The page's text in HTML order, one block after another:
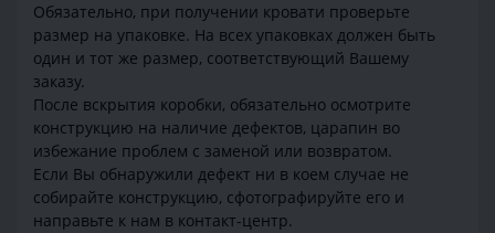
Обязательно, при получении кровати проверьте
размер на упаковке. На всех упаковках должен быть
один и тот же размер, соответствующий Вашему
заказу.
После вскрытия коробки, обязательно осмотрите
конструкцию на наличие дефектов, царапин во
избежание проблем с заменой или возвратом.
Если Вы обнаружили дефект ни в коем случае не
собирайте конструкцию, сфотографируйте его и
направьте к нам в контакт-центр.